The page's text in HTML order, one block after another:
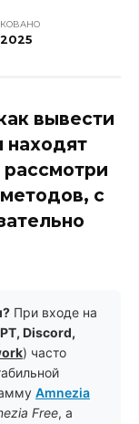
вывести
находят
с
При входе на
Discord,
) часто
Amnezia
Free, а